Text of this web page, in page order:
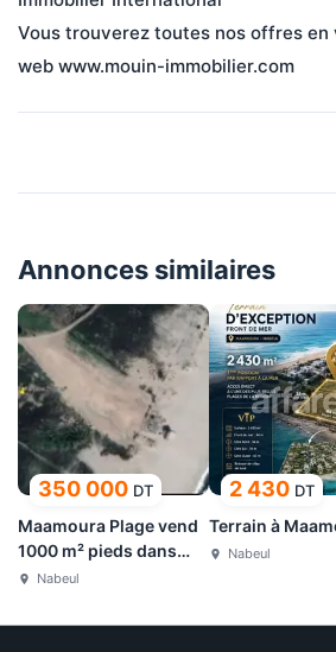
Vous trouverez toutes nos offres
web www.mouin-immobilier.com
Annonces similaires
350 000 DT
Maamoura Plage vend
1000 m² pieds dans
l'eauNabeul
2 430 DT
Terrain à
Nabeul